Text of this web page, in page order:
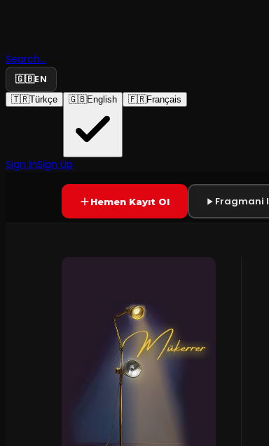
Search...
🇬🇧EN
🇹🇷Türkçe 🇬🇧English 🇫🇷Français
Sign InSign Up
Mükerrer
Tiyatro Pura
YAKINDA
Hemen Kayıt Ol Fragmani